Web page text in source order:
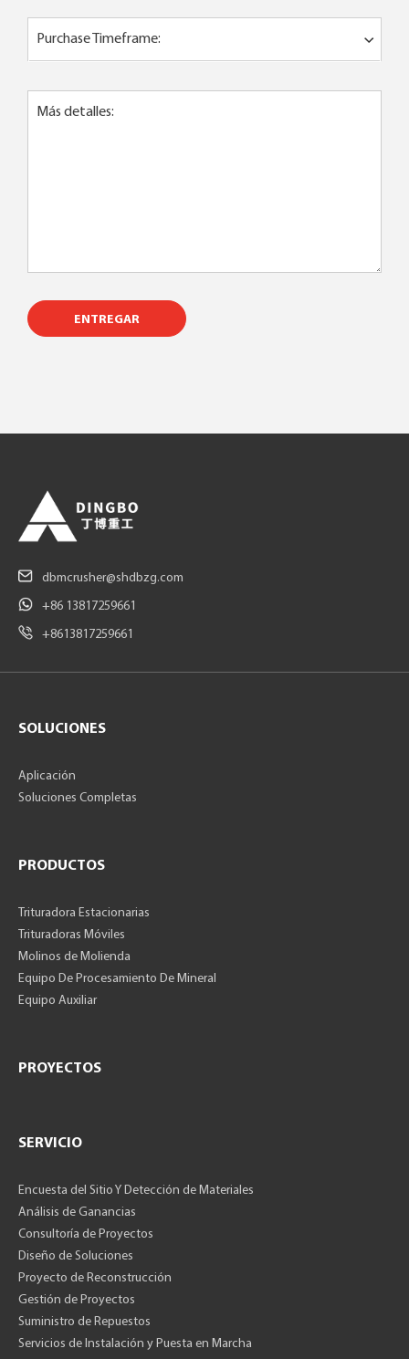
Purchase Timeframe:
Más detalles:
ENTREGAR
dbmcrusher@shdbzg.com
+86 13817259661
+8613817259661
SOLUCIONES
Aplicación
Soluciones Completas
PRODUCTOS
Trituradora Estacionarias
Trituradoras Móviles
Molinos de Molienda
Equipo De Procesamiento De Mineral
Equipo Auxiliar
PROYECTOS
SERVICIO
Encuesta del Sitio Y Detección de Materiales
Análisis de Ganancias
Consultoría de Proyectos
Diseño de Soluciones
Proyecto de Reconstrucción
Gestión de Proyectos
Suministro de Repuestos
Servicios de Instalación y Puesta en Marcha